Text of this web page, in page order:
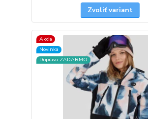
Zvoliť variant
Akcia
Novinka
Doprava ZADARMO